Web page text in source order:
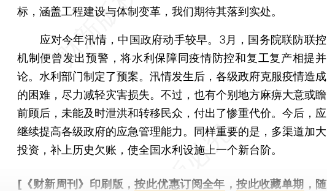
标，涵盖工程建设与体制变革，我们期待其落到实处。
应对今年汛情，中国政府动手较早。3月，国务院联防联控
机制便曾发出预警，将水利保障同疫情防控和复工复产相提并
论。水利部门制定了预案。汛情发生后，各级政府克服疫情造成
的困难，尽力减轻灾害损失。不过，也有个别地方麻痹大意或瞻
前顾后，未能及时泄洪和转移民众，付出了惨重代价。今后，应
继续提高各级政府的应急管理能力。同样重要的是，多渠道加大
投资，补上历史欠账，使全国水利设施上一个新台阶。
[《财新周刊》印刷版，按此优惠订阅全年 ，按此收藏单期 ，随